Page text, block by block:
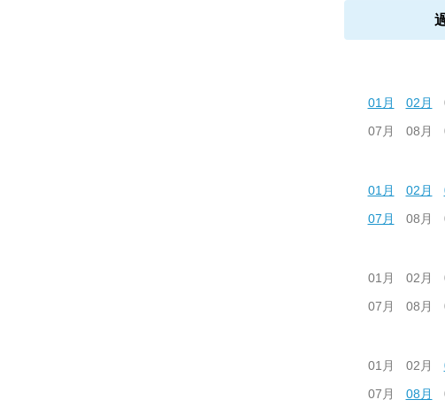
01月 02月
07月
08月
01月 02月
07月
08月
01月 02月
07月
08月
01月 02月
07月
08月